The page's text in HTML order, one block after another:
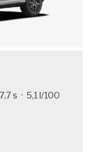
s · 5,1 l/100